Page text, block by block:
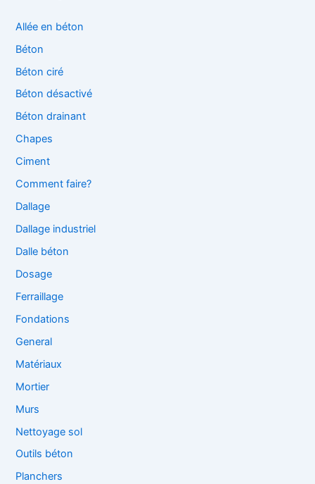
Allée en béton
Béton
Béton ciré
Béton désactivé
Béton drainant
Chapes
Ciment
Comment faire?
Dallage
Dallage industriel
Dalle béton
Dosage
Ferraillage
Fondations
General
Matériaux
Mortier
Murs
Nettoyage sol
Outils béton
Planchers